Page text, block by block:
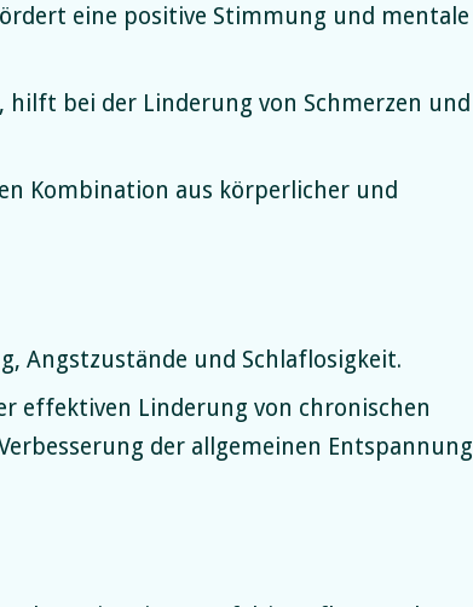
eine positive Stimmung und mentale
bei der Linderung von Schmerzen und
Kombination aus körperlicher und
Angstzustände und Schlaflosigkeit.
effektiven Linderung von chronischen
der allgemeinen Entspannung